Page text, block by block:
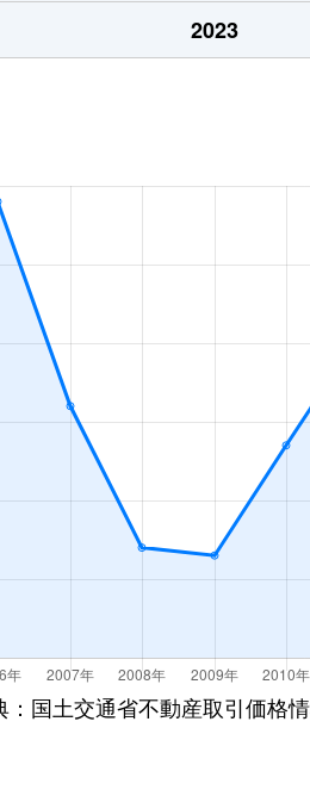
2023
：国土交通省不動産取引価格